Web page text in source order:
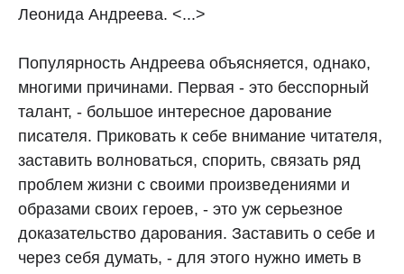
Леонида Андреева. <...>
Популярность Андреева объясняется, однако,
многими причинами. Первая - это бесспорный
талант, - большое интересное дарование
писателя. Приковать к себе внимание читателя,
заставить волноваться, спорить, связать ряд
проблем жизни с своими произведениями и
образами своих героев, - это уж серьезное
доказательство дарования. Заставить о себе и
через себя думать, - для этого нужно иметь в